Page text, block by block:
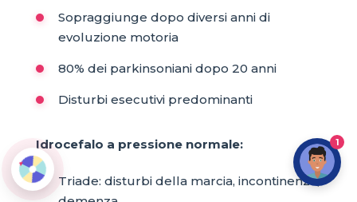
Sopraggiunge dopo diversi anni di
evoluzione motoria
80% dei parkinsoniani dopo 20 anni
Disturbi esecutivi predominanti
Idrocefalo a pressione normale:
Triade: disturbi della marcia, incontinenza,
1